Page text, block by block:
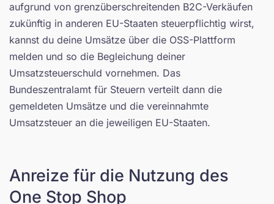
aufgrund von grenzüberschreitenden B2C-Verkäufen
zukünftig in anderen EU-Staaten steuerpflichtig wirst,
kannst du deine Umsätze über die OSS-Plattform
melden und so die Begleichung deiner
Umsatzsteuerschuld vornehmen. Das
Bundeszentralamt für Steuern verteilt dann die
gemeldeten Umsätze und die vereinnahmte
Umsatzsteuer an die jeweiligen EU-Staaten.
Anreize für die Nutzung des
One Stop Shop